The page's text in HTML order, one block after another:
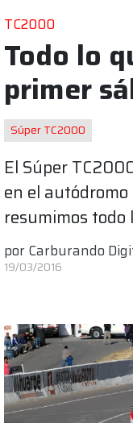
TC2000
Todo lo
primer
Súper TC2000
El Súper
en el
resumimos todo
por Carburando
19/03/2016